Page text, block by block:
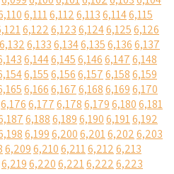
6,1116,1126,1136,1146,115
6,1226,1236,1246,1256,126
6,1326,1336,1346,1356,1366,137
6,1446,1456,1466,1476,148
6,1556,1566,1576,1586,159
6,1666,1676,1686,1696,170
6,1766,1776,1786,1796,1806,181
6,1886,1896,1906,1916,192
6,1996,2006,2016,2026,203
6,2096,2106,2116,2126,213
6,2196,2206,2216,2226,223